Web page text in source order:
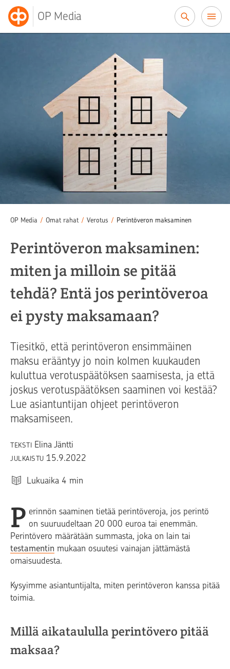
OP Media
OP Media / Omat rahat / Verotus / Perintöveron maksaminen
Perintöveron maksaminen:
miten ja milloin se pitää
tehdä? Entä jos perintöveroa
ei pysty maksamaan?
Tiesitkö, että perintöveron ensimmäinen
maksu erääntyy jo noin kolmen kuukauden
kuluttua verotuspäätöksen saamisesta, ja että
joskus verotuspäätöksen saaminen voi kestää?
Lue asiantuntijan ohjeet perintöveron
maksamiseen.
TEKSTI Elina Jäntti
JULKAISTU 15.9.2022
Lukuaika 4 min
P erinnön saaminen tietää perintöveroja, jos perintö
on suuruudeltaan 20 000 euroa tai enemmän.
Perintövero määrätään summasta, joka on lain tai
testamentin mukaan osuutesi vainajan jättämästä
omaisuudesta.
Kysyimme asiantuntijalta, miten perintöveron kanssa pitää
toimia.
Millä aikataululla perintövero pitää
maksaa?